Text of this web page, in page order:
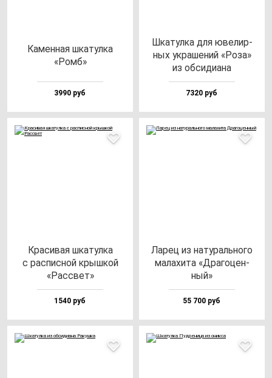
Камен­ная шка­тул­ка
«Ромб»
3990 руб
Шка­тул­ка для юве­лир­
ных ук­ра­ше­ний «Роза»
из об­си­ди­ана
7320 руб
Кра­си­вая шка­тул­ка
с рас­пис­ной крыш­кой
«Рас­свет»
1540 руб
Ларец из на­ту­раль­но­го
ма­ла­хи­та «Дра­го­цен­
ный»
55 700 руб